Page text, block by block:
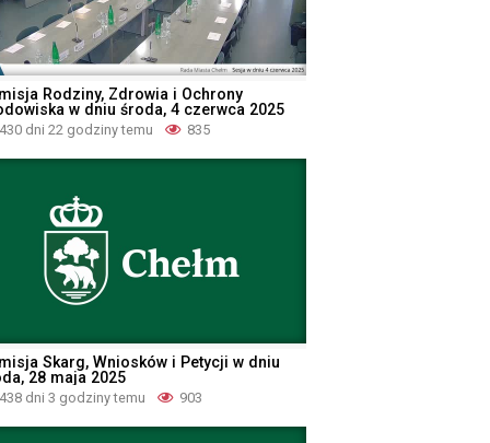
Rodziny, Zdrowia i Ochrony
w dniu środa, 4 czerwca 2025
430 dni 22 godziny temu 835
Skarg, Wniosków i Petycji w dniu
28 maja 2025
438 dni 3 godziny temu 903